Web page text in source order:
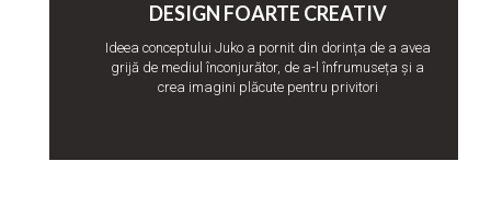
Ideea conceptului Juko a pornit din dorința de a avea
grijă de mediul înconjurător, de a-l înfrumuseța și a
crea imagini plăcute pentru privitori
DESIGN FOARTE CREATIV